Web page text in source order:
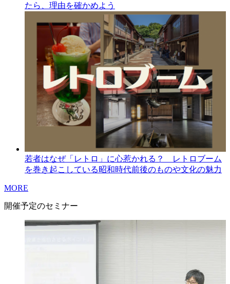
たら、理由を確かめよう
若者はなぜ「レトロ」に心惹かれる？ レトロブーム
を巻き起こしている昭和時代前後のものや文化の魅力
MORE
開催予定のセミナー